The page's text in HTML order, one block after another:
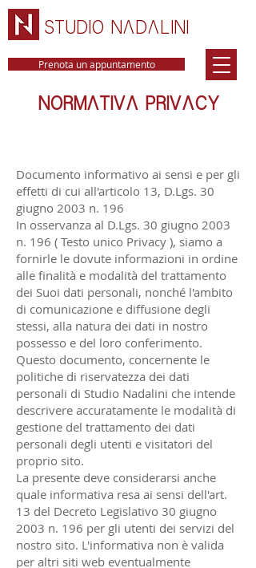
Prenota un appuntamento
STUDIO NADALINI
NORMATIVA PRIvACY
Documento informativo ai sensi e per gli
effetti di cui all'articolo 13, D.Lgs. 30
giugno 2003 n. 196
In osservanza al D.Lgs. 30 giugno 2003
n. 196 ( Testo unico Privacy ), siamo a
fornirle le dovute informazioni in ordine
alle finalità e modalità del trattamento
dei Suoi dati personali, nonché l'ambito
di comunicazione e diffusione degli
stessi, alla natura dei dati in nostro
possesso e del loro conferimento.
Questo documento, concernente le
politiche di riservatezza dei dati
personali di Studio Nadalini che intende
descrivere accuratamente le modalità di
gestione del trattamento dei dati
personali degli utenti e visitatori del
proprio sito.
La presente deve considerarsi anche
quale informativa resa ai sensi dell'art.
13 del Decreto Legislativo 30 giugno
2003 n. 196 per gli utenti dei servizi del
nostro sito. L'informativa non è valida
per altri siti web eventualmente